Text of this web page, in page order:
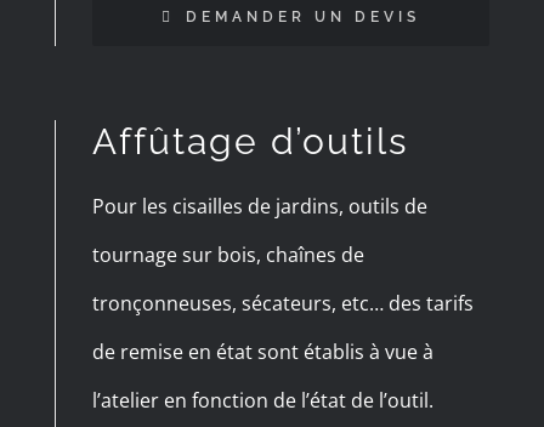
DEMANDER UN DEVIS
Affûtage d’outils
Pour les cisailles de jardins, outils de
tournage sur bois, chaînes de
tronçonneuses, sécateurs, etc… des tarifs
de remise en état sont établis à vue à
l’atelier en fonction de l’état de l’outil.